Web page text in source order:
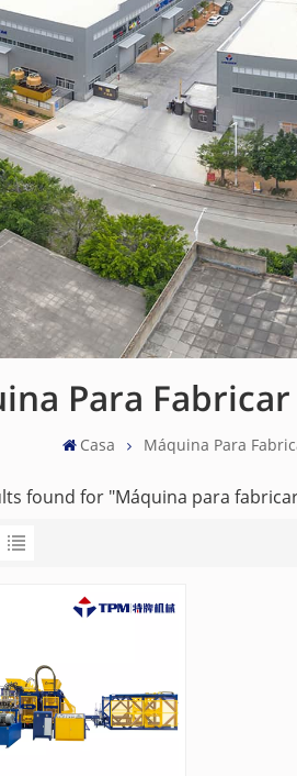
Para
Casa Máquina Para
found for "Máquina para